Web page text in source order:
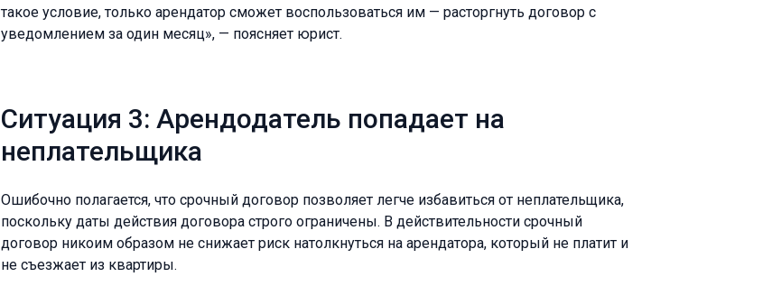
такое условие, только арендатор сможет воспользоваться им — расторгнуть договор с
уведомлением за один месяц», — поясняет юрист.
Ситуация 3: Арендодатель попадает на
неплательщика
Ошибочно полагается, что срочный договор позволяет легче избавиться от неплательщика,
поскольку даты действия договора строго ограничены. В действительности срочный
договор никоим образом не снижает риск натолкнуться на арендатора, который не платит и
не съезжает из квартиры.